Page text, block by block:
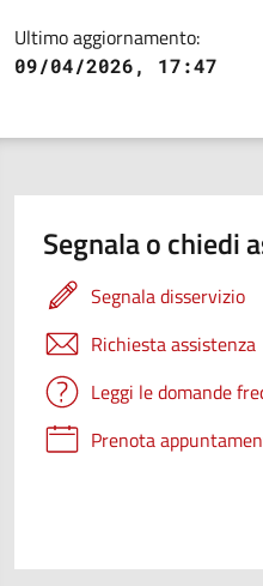
Ultimo aggiornamento:
09/04/2026, 17:47
Segnala o chiedi
Segnala disservizio
Richiesta assistenza
Leggi le domande
Prenota